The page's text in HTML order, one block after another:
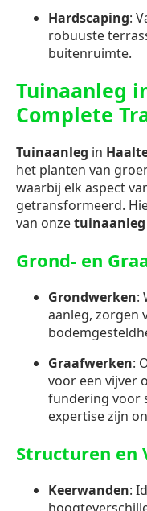
Hardscaping:
robuuste
buitenruimte.
Tuinaanleg
Complete
Tuinaanleg in
het planten van
waarbij elk aspect
getransformeerd.
van onzetuinaanleg
Grond- en
Grondwerken:
aanleg, zorgen
Graafwerken:
voor een vijver
fundering voor
expertise zijn
Structuren en
Keerwanden: